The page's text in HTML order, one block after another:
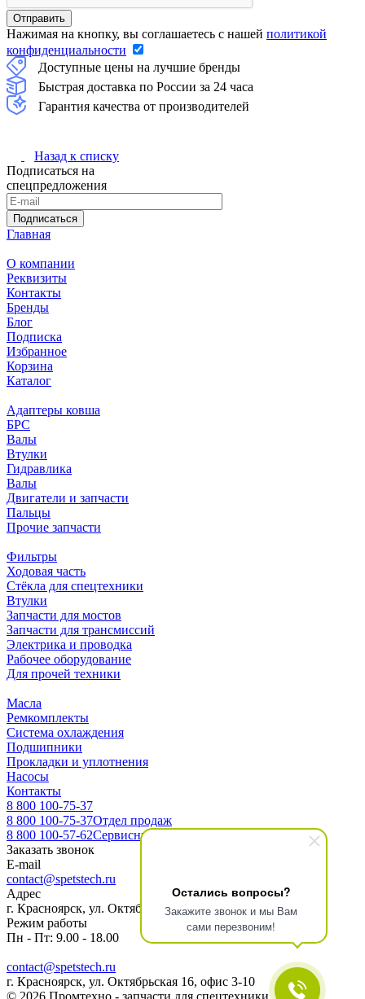
Остались вопросы?
Закажите звонок и мы Вам
сами перезвоним!
Нажимая на кнопку, вы соглашаетесь с нашей политикой
конфиденциальности
Доступные цены на лучшие бренды
Быстрая доставка по России за 24 часа
Гарантия качества от производителей
Назад к списку
Подписаться на
спецпредложения
Подписаться
Главная
О компании
Реквизиты
Контакты
Бренды
Блог
Подписка
Избранное
Корзина
Каталог
Адаптеры ковша
БРС
Валы
Втулки
Гидравлика
Валы
Двигатели и запчасти
Пальцы
Прочие запчасти
Фильтры
Ходовая часть
Стёкла для спецтехники
Втулки
Запчасти для мостов
Запчасти для трансмиссий
Электрика и проводка
Рабочее оборудование
Для прочей техники
Масла
Ремкомплекты
Система охлаждения
Подшипники
Прокладки и уплотнения
Насосы
Контакты
8 800 100-75-37
8 800 100-75-37Отдел продаж
8 800 100-57-62Сервисный центр
Заказать звонок
E-mail
contact@spetstech.ru
Адрес
г. Красноярск, ул. Октябрьская 16, офис 3-10
Режим работы
Пн - Пт: 9.00 - 18.00
contact@spetstech.ru
г. Красноярск, ул. Октябрьская 16, офис 3-10
© 2026 Промтехно - запчасти для спецтехники